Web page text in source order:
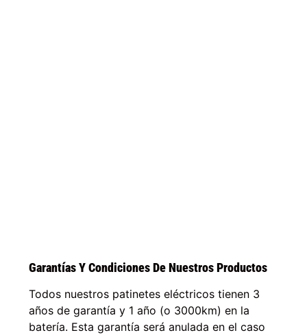
Garantías Y Condiciones De Nuestros Productos
Todos nuestros patinetes eléctricos tienen 3
años de garantía y 1 año (o 3000km) en la
batería. Esta garantía será anulada en el caso